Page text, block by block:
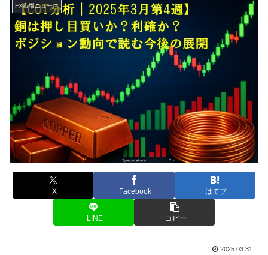
FX市場ニュース
X Facebook はてブ
LINE コピー
2025.03.31